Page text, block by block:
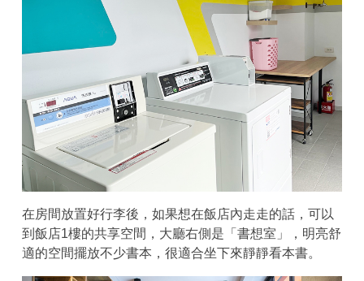
在房間放置好行李後，如果想在飯店內走走的話，可以
到飯店1樓的共享空間，大廳右側是「書想室」，明亮舒
適的空間擺放不少書本，很適合坐下來靜靜看本書。